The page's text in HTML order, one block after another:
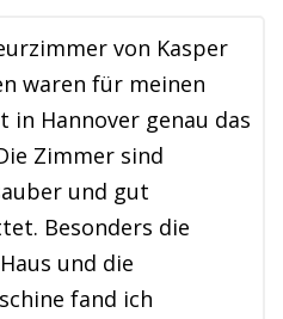
von Kasper
waren für meinen
in Hannover genau das
Zimmer sind
und gut
Besonders die
und die
fand ich